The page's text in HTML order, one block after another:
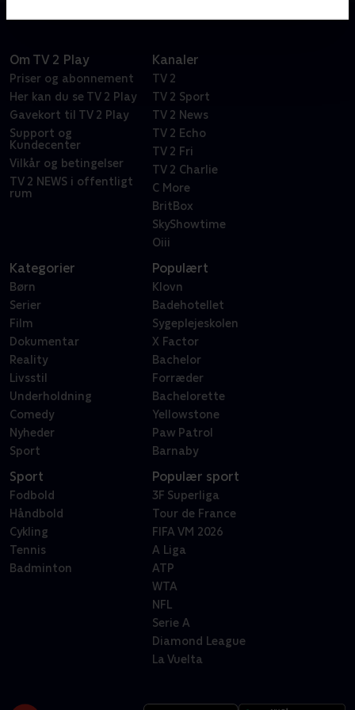
Om TV 2 Play
Priser og abonnement
Her kan du se TV 2 Play
Gavekort til TV 2 Play
Support og
Kundecenter
Vilkår og betingelser
TV 2 NEWS i offentligt
rum
Kanaler
TV 2
TV 2 Sport
TV 2 News
TV 2 Echo
TV 2 Fri
TV 2 Charlie
C More
BritBox
SkyShowtime
Oiii
Kategorier
Børn
Serier
Film
Dokumentar
Reality
Livsstil
Underholdning
Comedy
Nyheder
Sport
Populært
Klovn
Badehotellet
Sygeplejeskolen
X Factor
Bachelor
Forræder
Bachelorette
Yellowstone
Paw Patrol
Barnaby
Sport
Fodbold
Håndbold
Cykling
Tennis
Badminton
Populær sport
3F Superliga
Tour de France
FIFA VM 2026
A Liga
ATP
WTA
NFL
Serie A
Diamond League
La Vuelta